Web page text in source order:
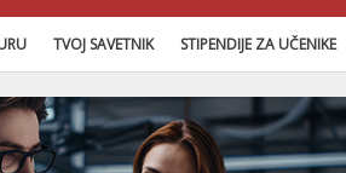
TVOJ SAVETNIK STIPENDIJE ZA UČENIKE